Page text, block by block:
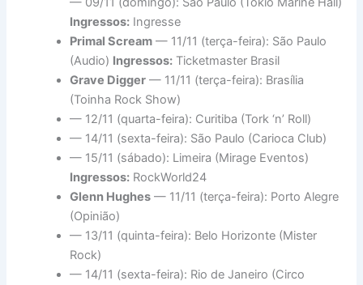
Ingressos: Ingresse
Primal Scream — 11/11 (terça-feira): São Paulo
(Audio) Ingressos: Ticketmaster Brasil
Grave Digger — 11/11 (terça-feira): Brasília
(Toinha Rock Show)
— 12/11 (quarta-feira): Curitiba (Tork ‘n’ Roll)
— 14/11 (sexta-feira): São Paulo (Carioca Club)
— 15/11 (sábado): Limeira (Mirage Eventos)
Ingressos: RockWorld24
Glenn Hughes — 11/11 (terça-feira): Porto Alegre
(Opinião)
— 13/11 (quinta-feira): Belo Horizonte (Mister
Rock)
— 14/11 (sexta-feira): Rio de Janeiro (Circo